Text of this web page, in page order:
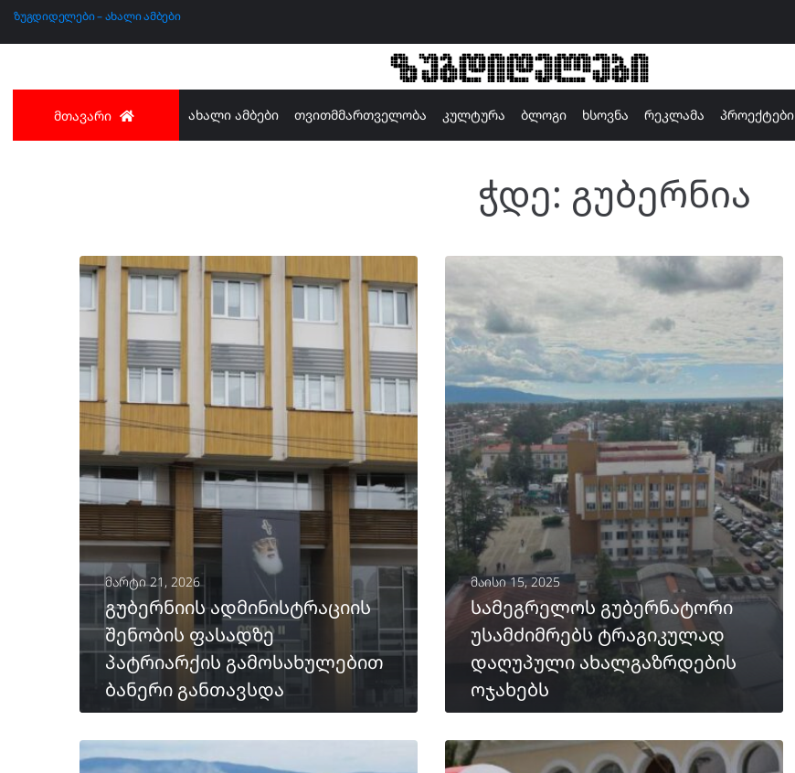
ზუგდიდელები – ახალი ამბები
ზუგდიდელები
მთავარი ახალი ამბები თვითმმართველობა კულტურა ბლოგი ხსოვნა რეკლამა პროექტები
ჭდე: გუბერნია
მარტი 21, 2026
გუბერნიის ადმინისტრაციის
შენობის ფასადზე
პატრიარქის გამოსახულებით
ბანერი განთავსდა
მაისი 15, 2025
სამეგრელოს გუბერნატორი
უსამძიმრებს ტრაგიკულად
დაღუპული ახალგაზრდების
ოჯახებს